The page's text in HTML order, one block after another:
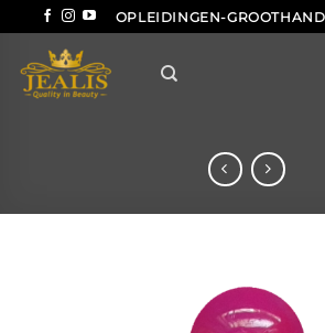
naar
inhoud
OPLEIDINGEN-